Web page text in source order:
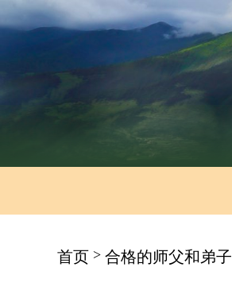
首页 > 合格的师父和弟子